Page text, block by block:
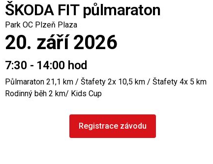
ŠKODA FIT půlmaraton
Park OC Plzeň Plaza
20. září 2026
7:30 - 14:00 hod
Půlmaraton 21,1 km / Štafety 2x 10,5 km / Štafety 4x 5 km
Rodinný běh 2 km/ Kids Cup
Registrace závodu